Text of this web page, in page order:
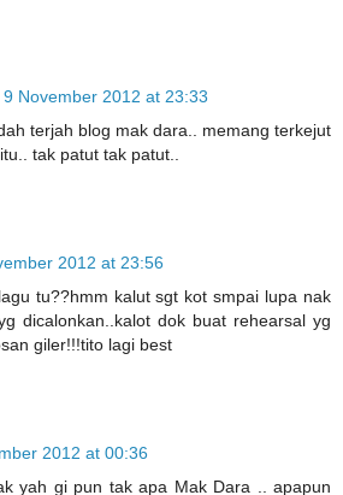
9 November 2012 at 23:33
terjah blog mak dara.. memang terkejut
tak patut tak patut..
2012 at 23:56
tu??hmm kalut sgt kot smpai lupa nak
dicalonkan..kalot dok buat rehearsal yg
giler!!!tito lagi best
2012 at 00:36
yah gi pun tak apa Mak Dara .. apapun